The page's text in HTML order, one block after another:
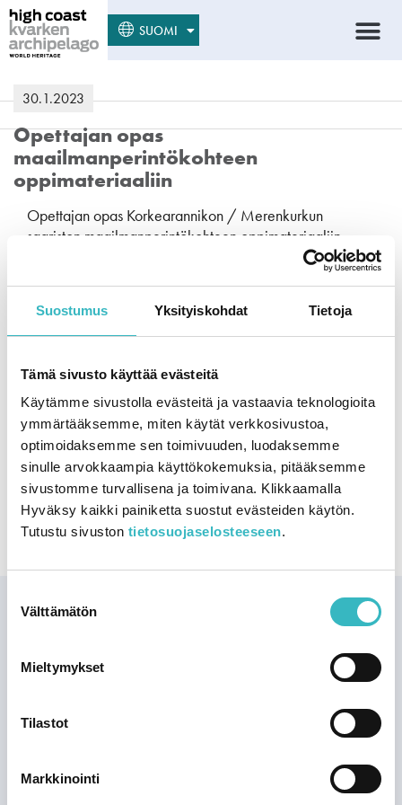
Suostumus Yksityiskohdat Tietoja
Tämä sivusto käyttää evästeitä
Käytämme sivustolla evästeitä ja vastaavia teknologioita
ymmärtääksemme, miten käytät verkkosivustoa,
optimoidaksemme sen toimivuuden, luodaksemme
sinulle arvokkaampia käyttökokemuksia, pitääksemme
sivustomme turvallisena ja toimivana. Klikkaamalla
Hyväksy kaikki painiketta suostut evästeiden käytön.
Tutustu sivuston tietosuojaselosteeseen.
valinta
Välttämätön
Mieltymykset
Tilastot
Markkinointi
SUOMI
ENGLISH
30.1.2023
Opettajan opas
maailmanperintökohteen
oppimateriaaliin
Opettajan opas Korkearannikon / Merenkurkun
saariston maailmanperintökohteen oppimateriaaliin.
kolmessa eri tasossa, ala-asteesta alkaen.
30.1.2023
Korkea kohtaa matalan –
maailmanperintöfaktaa
Korkea kohtaa matalan – faktaa Korkearannikon ja
Merenkurkun saariston maailmanperinnöstä. Täältä
löytyy syventävää tietoa maailmanperintökohteen
geologiasta, luonnosta ja kulttuurista. Tiedosto toimii
myös maailmanperintökohteen pedagogisten
harjoitusten taustamateriaalina.
Merenkurkun saaristo on
paras paikka maailmassa